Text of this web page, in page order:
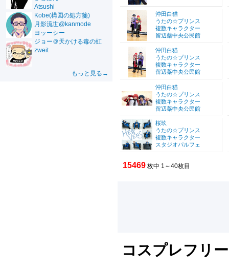
Atsushi
Kobe(構図の処方箋)
月影流世@kanmode
ヨッーシー
ジョー＠天かける毒の虹
zweit
もっと見る→
沖田白猫
うたの☆プリンス
複数キャラクター
留辺蘂中央公民館
沖田白猫
うたの☆プリンス
複数キャラクター
留辺蘂中央公民館
沖田白猫
うたの☆プリンス
複数キャラクター
留辺蘂中央公民館
桜玖
うたの☆プリンス
複数キャラクター
スタジオパルフェ
15469 枚中 1～40枚目
コスプレフリ